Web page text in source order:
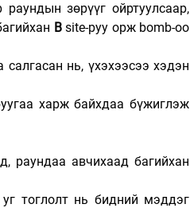
зөрүүг ойртуулсаар,
B site-руу орж bomb-oo
нь, үхэхээсээ хэдэн
харж байхдаа бүжиглэж
раундаа авчихаад багийхан
тоглолт нь бидний мэддэг